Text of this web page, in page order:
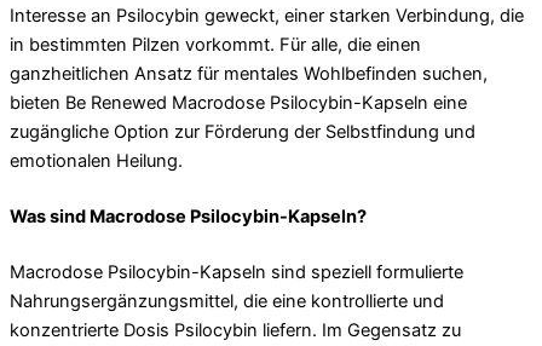
Interesse an Psilocybin geweckt, einer starken Verbindung, die
in bestimmten Pilzen vorkommt. Für alle, die einen
ganzheitlichen Ansatz für mentales Wohlbefinden suchen,
bieten Be Renewed Macrodose Psilocybin-Kapseln eine
zugängliche Option zur Förderung der Selbstfindung und
emotionalen Heilung.
Was sind Macrodose Psilocybin-Kapseln?
Macrodose Psilocybin-Kapseln sind speziell formulierte
Nahrungsergänzungsmittel, die eine kontrollierte und
konzentrierte Dosis Psilocybin liefern. Im Gegensatz zu